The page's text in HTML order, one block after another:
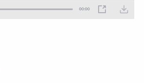
00:00